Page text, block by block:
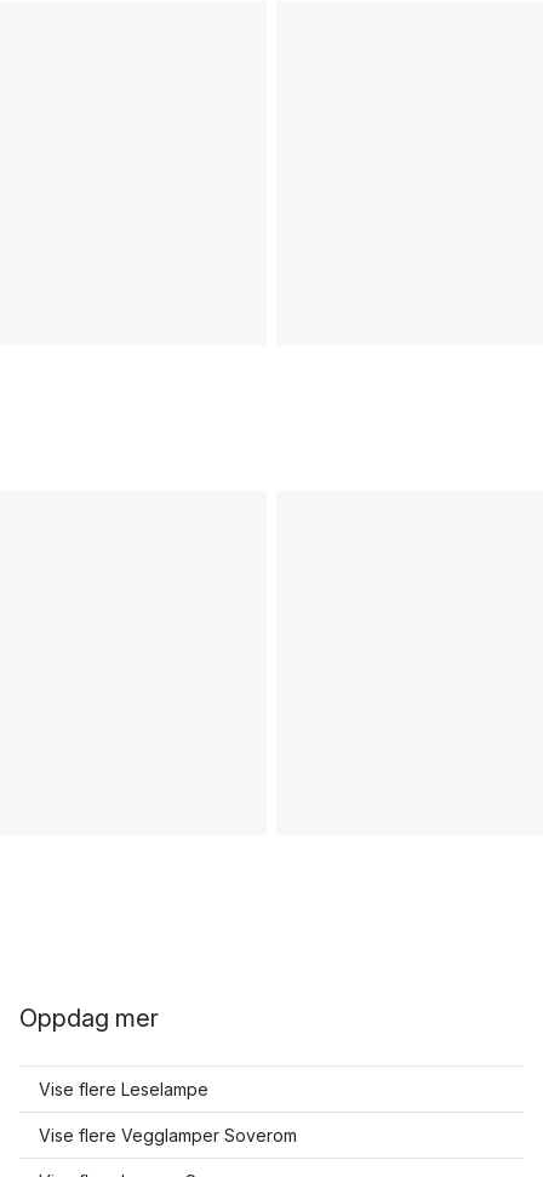
Oppdag mer
Vise flere Leselampe
Vise flere Vegglamper Soverom